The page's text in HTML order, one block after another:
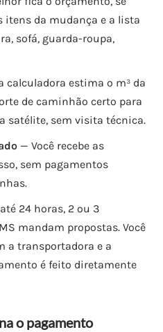
itens da mudança e a lista
sofá, guarda-roupa,
calculadora estima o m³ da
de caminhão certo para
satélite, sem visita técnica.
— Você recebe as
sem pagamentos
24 horas, 2 ou 3
mandam propostas. Você
a transportadora e a
é feito diretamente
o pagamento